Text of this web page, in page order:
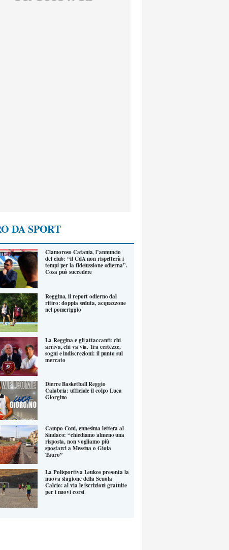
DA SPORT
Clamoroso Catania, l’annuncio
del club: “il CdA non rispetterà i
tempi per la fideiussione odierna”.
Cosa può succedere
Reggina, il report odierno dal
ritiro: doppia seduta, acquazzone
nel pomeriggio
La Reggina e gli attaccanti: chi
arriva, chi va via. Tra certezze,
sogni e indiscrezioni: il punto sul
mercato
Dierre Basketball Reggio
Calabria: ufficiale il colpo Luca
Giorgino
Campo Coni, ennesima lettera al
Sindaco: “chiediamo almeno una
risposta, non vogliamo più
spostarci a Messina o Gioia
Tauro”
La Polisportiva Leukos presenta la
nuova stagione della Scuola
Calcio: al via le iscrizioni gratuite
per i nuovi corsi